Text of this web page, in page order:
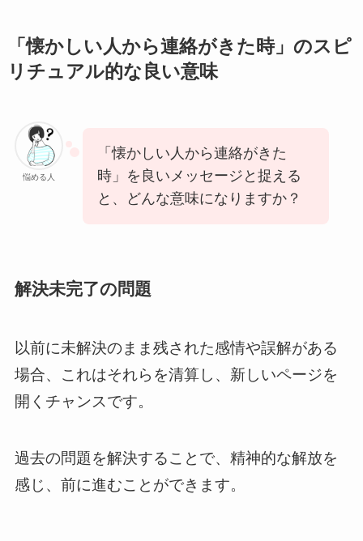
「懐かしい人から連絡がきた時」のスピ
リチュアル的な良い意味
悩める人
「懐かしい人から連絡がきた
時」を良いメッセージと捉える
と、どんな意味になりますか？
解決未完了の問題
以前に未解決のまま残された感情や誤解がある
場合、これはそれらを清算し、新しいページを
開くチャンスです。
過去の問題を解決することで、精神的な解放を
感じ、前に進むことができます。